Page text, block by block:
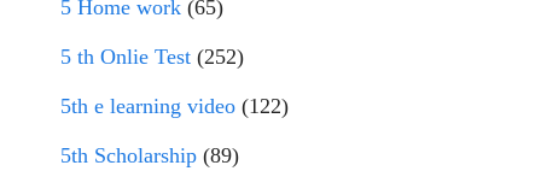
5 Home work (65)
5 th Onlie Test (252)
5th e learning video (122)
5th Scholarship (89)